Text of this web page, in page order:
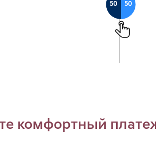
50 50
комфортный